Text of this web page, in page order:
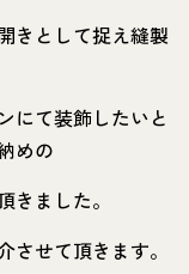
きとして捉え縫製
にて装飾したいと
めの
きました。
させて頂きます。